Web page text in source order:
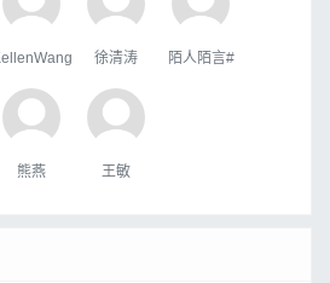
徐清涛 陌人陌言#
熊燕 王敏